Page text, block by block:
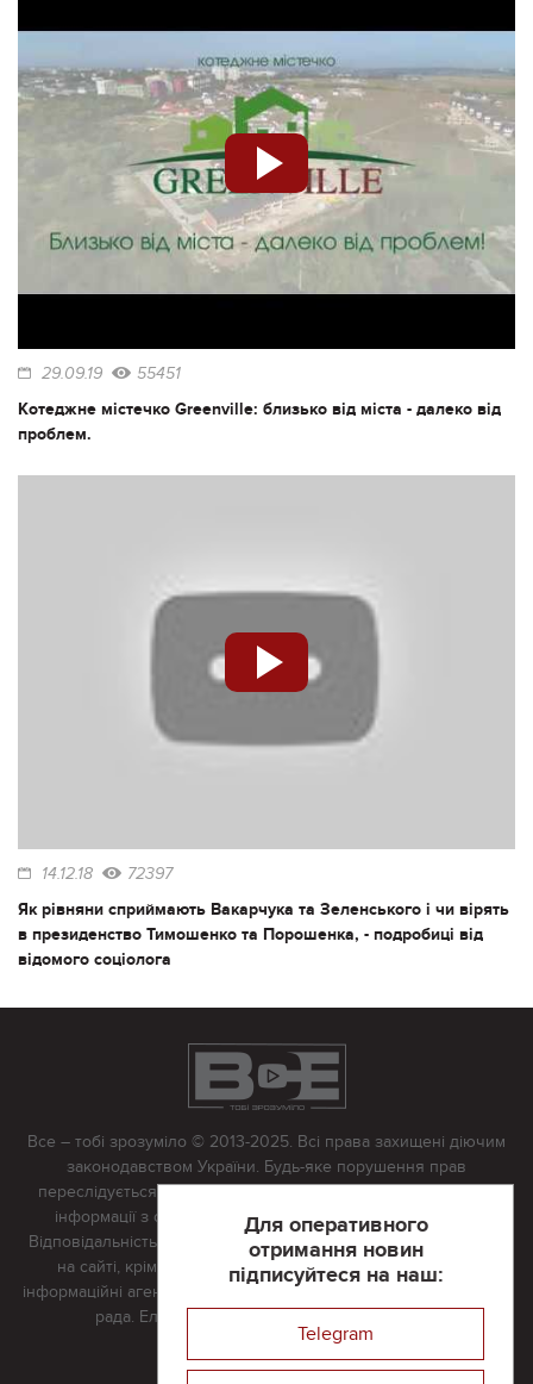
29.09.19 55451
Котеджне містечко Greenville: близько від міста - далеко від
проблем.
14.12.18 72397
Як рівняни сприймають Вакарчука та Зеленського і чи вірять
в президенство Тимошенко та Порошенка, - подробиці від
відомого соціолога
Для оперативного
отримання новин
підписуйтеся на наш:
Telegram
Все – тобі зрозуміло © 2013-2025. Всі права захищені діючим
законодавством України. Будь-яке порушення прав
переслідується в судовому порядку. Будь-яке відтворення
інформації з сайту тільки з письмово дозволу редакції.
Відповідальність за достовірність усіх матеріалів, розміщених
на сайті, крім матеріалів, які містять посилання на інші
інформаційні агентства або інтернет-видання, несе редакційна
рада. Електронна пошта:
Реклама на сайті